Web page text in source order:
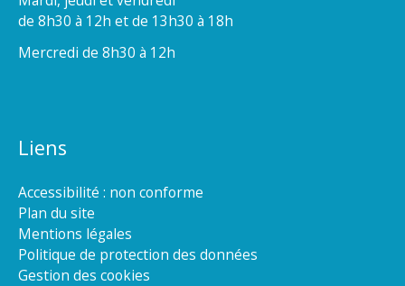
de 8h30 à 12h et de 13h30 à 18h
Mercredi de 8h30 à 12h
Liens
Accessibilité : non conforme
Plan du site
Mentions légales
Politique de protection des données
Gestion des cookies